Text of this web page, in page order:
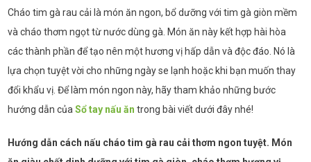
Cháo tim gà rau cải là món ăn ngon, bổ dưỡng với tim gà giòn mềm
và cháo thơm ngọt từ nước dùng gà. Món ăn này kết hợp hài hòa
các thành phần để tạo nên một hương vị hấp dẫn và độc đáo. Nó là
lựa chọn tuyệt vời cho những ngày se lạnh hoặc khi bạn muốn thay
đổi khẩu vị. Để làm món ngon này, hãy tham khảo những bước
hướng dẫn củaSổ tay nấu ăn trong bài viết dưới đây nhé!
Hướng dẫn cách nấu cháo tim gà rau cải thơm ngon tuyệt. Món